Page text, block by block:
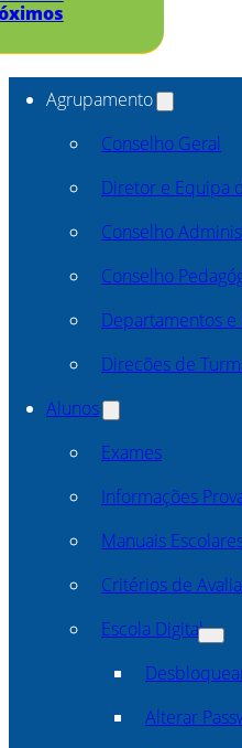
Agrupamento
Conselho Geral
Diretor e Equipa
Conselho
Conselho
Departamentos
Direcões de
Alunos
Exames
Informações
Manuais
Critérios de
Escola Digital
Alterar